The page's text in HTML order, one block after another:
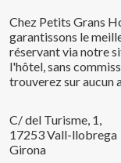
Chez Petits Grans
garantissons le
réservant via notre
l'hôtel, sans
trouverez sur aucun
C/ del Turisme, 1,
17253 Vall-llobrega
Girona